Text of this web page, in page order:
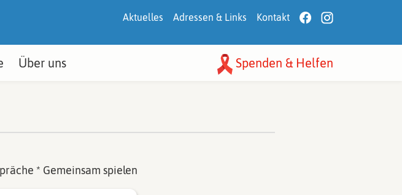
Aktuelles Adressen & Links Kontakt
Über uns Spenden & Helfen
* Gemeinsam spielen